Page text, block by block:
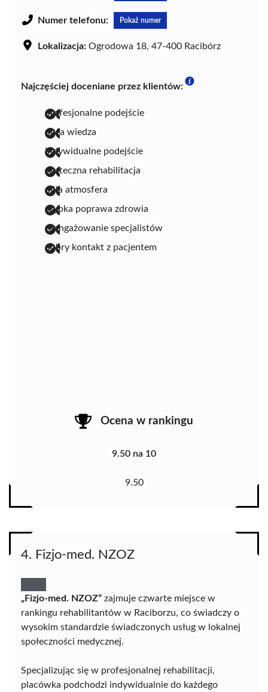
Numer telefonu: Pokaż numer
Lokalizacja: Ogrodowa 18, 47-400 Racibórz
Najczęściej doceniane przez klientów:
profesjonalne podejście
duża wiedza
indywidualne podejście
skuteczna rehabilitacja
miła atmosfera
szybka poprawa zdrowia
zaangażowanie specjalistów
dobry kontakt z pacjentem
Ocena w rankingu
9.50 na 10
9.50
4. Fizjo-med. NZOZ
„Fizjo-med. NZOZ” zajmuje czwarte miejsce w
rankingu rehabilitantów w Raciborzu, co świadczy o
wysokim standardzie świadczonych usług w lokalnej
społeczności medycznej.
Specjalizując się w profesjonalnej rehabilitacji,
placówka podchodzi indywidualnie do każdego